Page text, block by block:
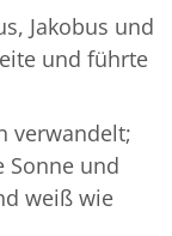
Jakobus und
und führte
verwandelt;
Sonne und
weiß wie